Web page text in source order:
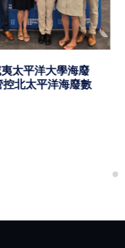
高市青年局115年參展補
符合資格企業二度申請